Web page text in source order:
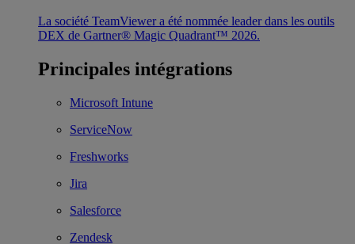
La société TeamViewer a été nommée leader dans les outils
DEX de Gartner® Magic Quadrant™ 2026.
Principales intégrations
Microsoft Intune
ServiceNow
Freshworks
Jira
Salesforce
Zendesk